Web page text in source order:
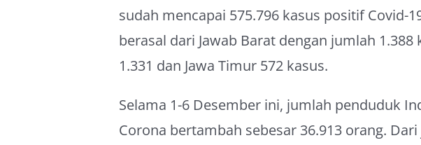
sudah mencapai 575.796 kasus positif Covid-
berasal dari Jawab Barat dengan jumlah 1.388
1.331 dan Jawa Timur 572 kasus.
Selama 1-6 Desember ini, jumlah penduduk
Corona bertambah sebesar 36.913 orang.